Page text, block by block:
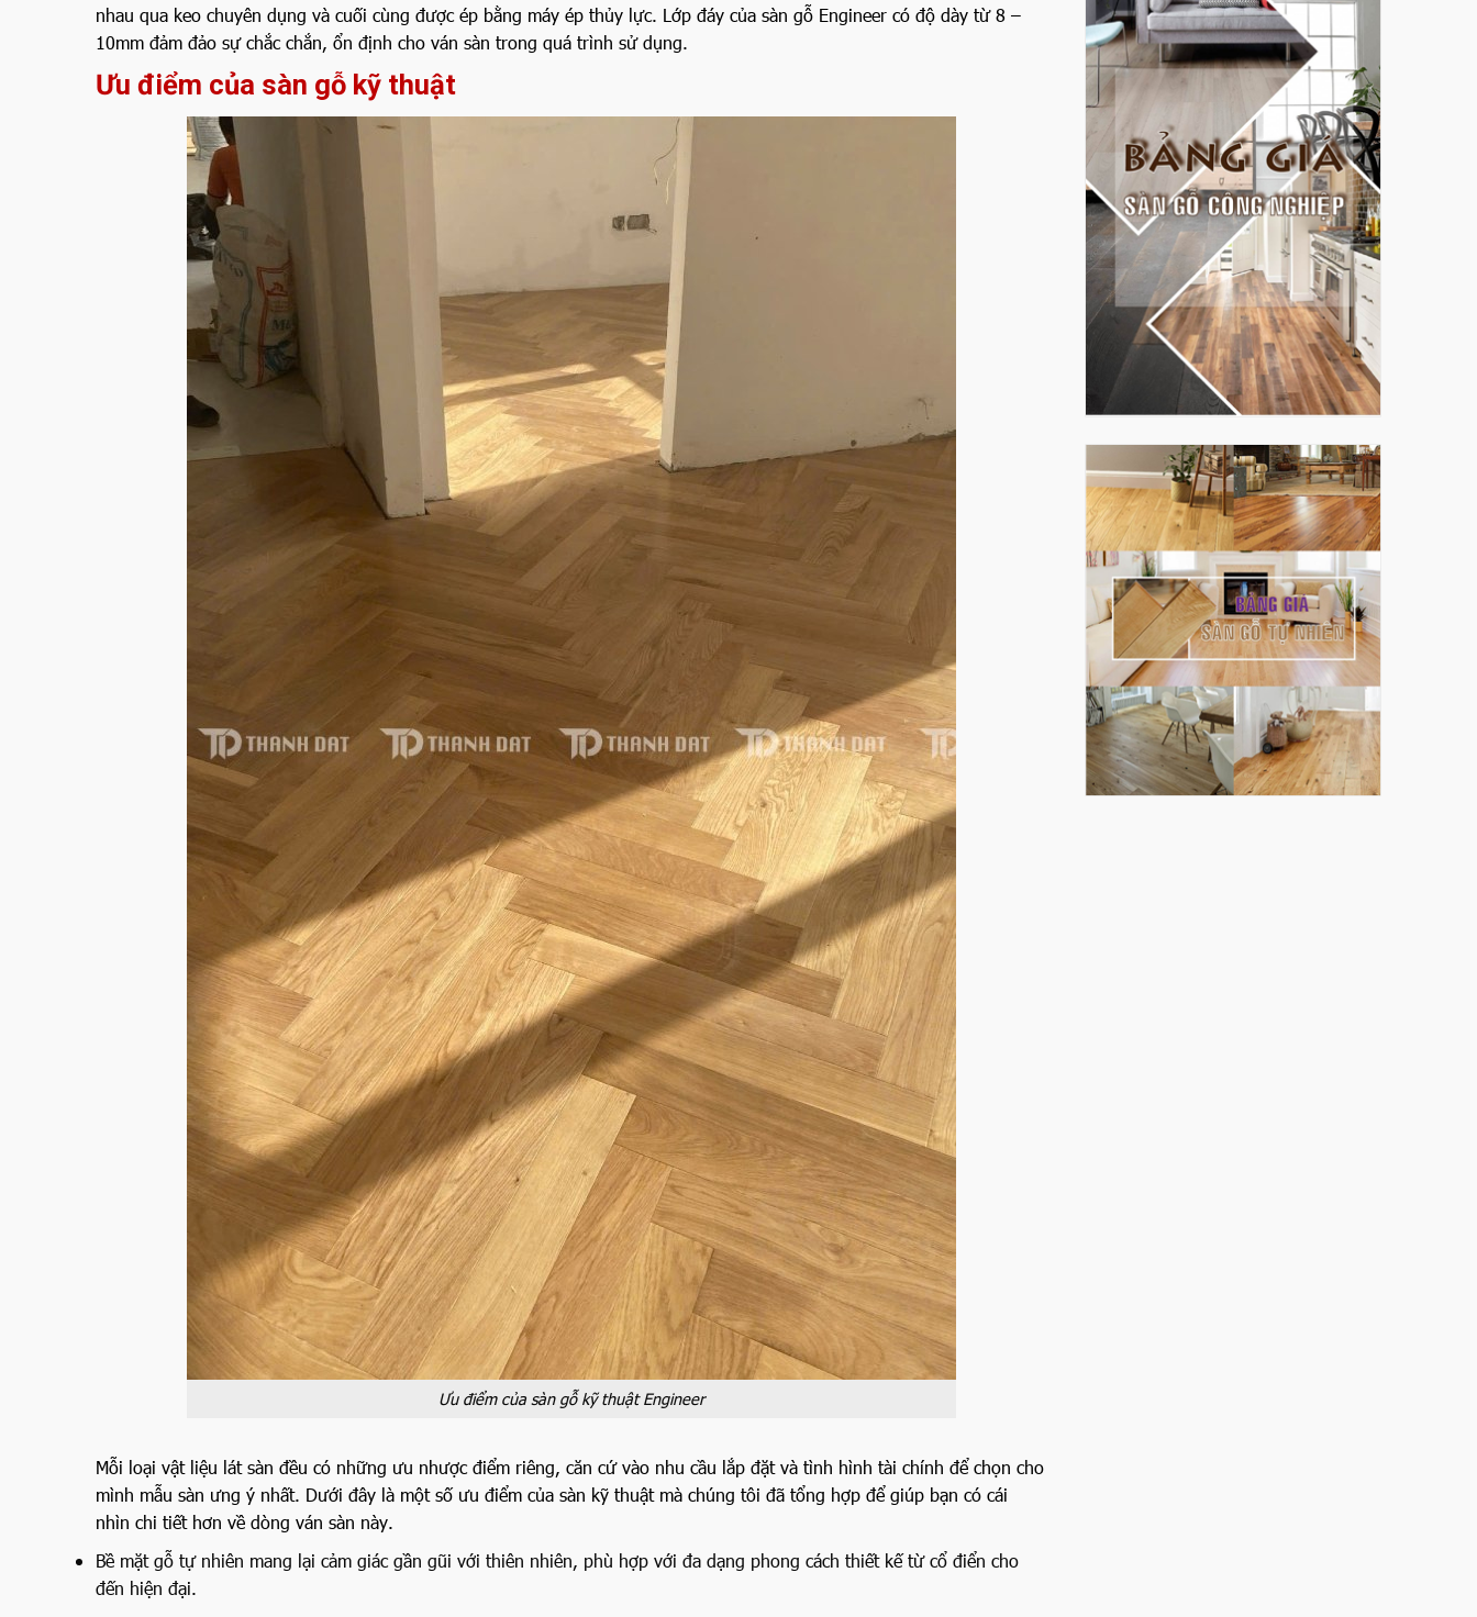
nhau qua keo chuyên dụng và cuối cùng được ép bằng máy ép thủy lực. Lớp đáy của sàn gỗ Engineer có độ dày từ 8 –
10mm đảm đảo sự chắc chắn, ổn định cho ván sàn trong quá trình sử dụng.
Ưu điểm của sàn gỗ kỹ thuật
Ưu điểm của sàn gỗ kỹ thuật Engineer
Mỗi loại vật liệu lát sàn đều có những ưu nhược điểm riêng, căn cứ vào nhu cầu lắp đặt và tình hình tài chính để chọn cho
mình mẫu sàn ưng ý nhất. Dưới đây là một số ưu điểm của sàn kỹ thuật mà chúng tôi đã tổng hợp để giúp bạn có cái
nhìn chi tiết hơn về dòng ván sàn này.
Bề mặt gỗ tự nhiên mang lại cảm giác gần gũi với thiên nhiên, phù hợp với đa dạng phong cách thiết kế từ cổ điển cho
đến hiện đại.